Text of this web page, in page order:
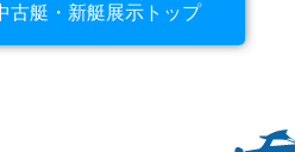
古艇・新艇展示トップ